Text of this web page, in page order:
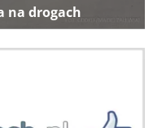
na drogach